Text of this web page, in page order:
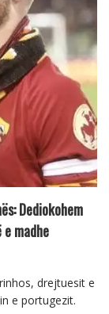
Dediokohem
madhe
drejtuesit e
e portugezit.